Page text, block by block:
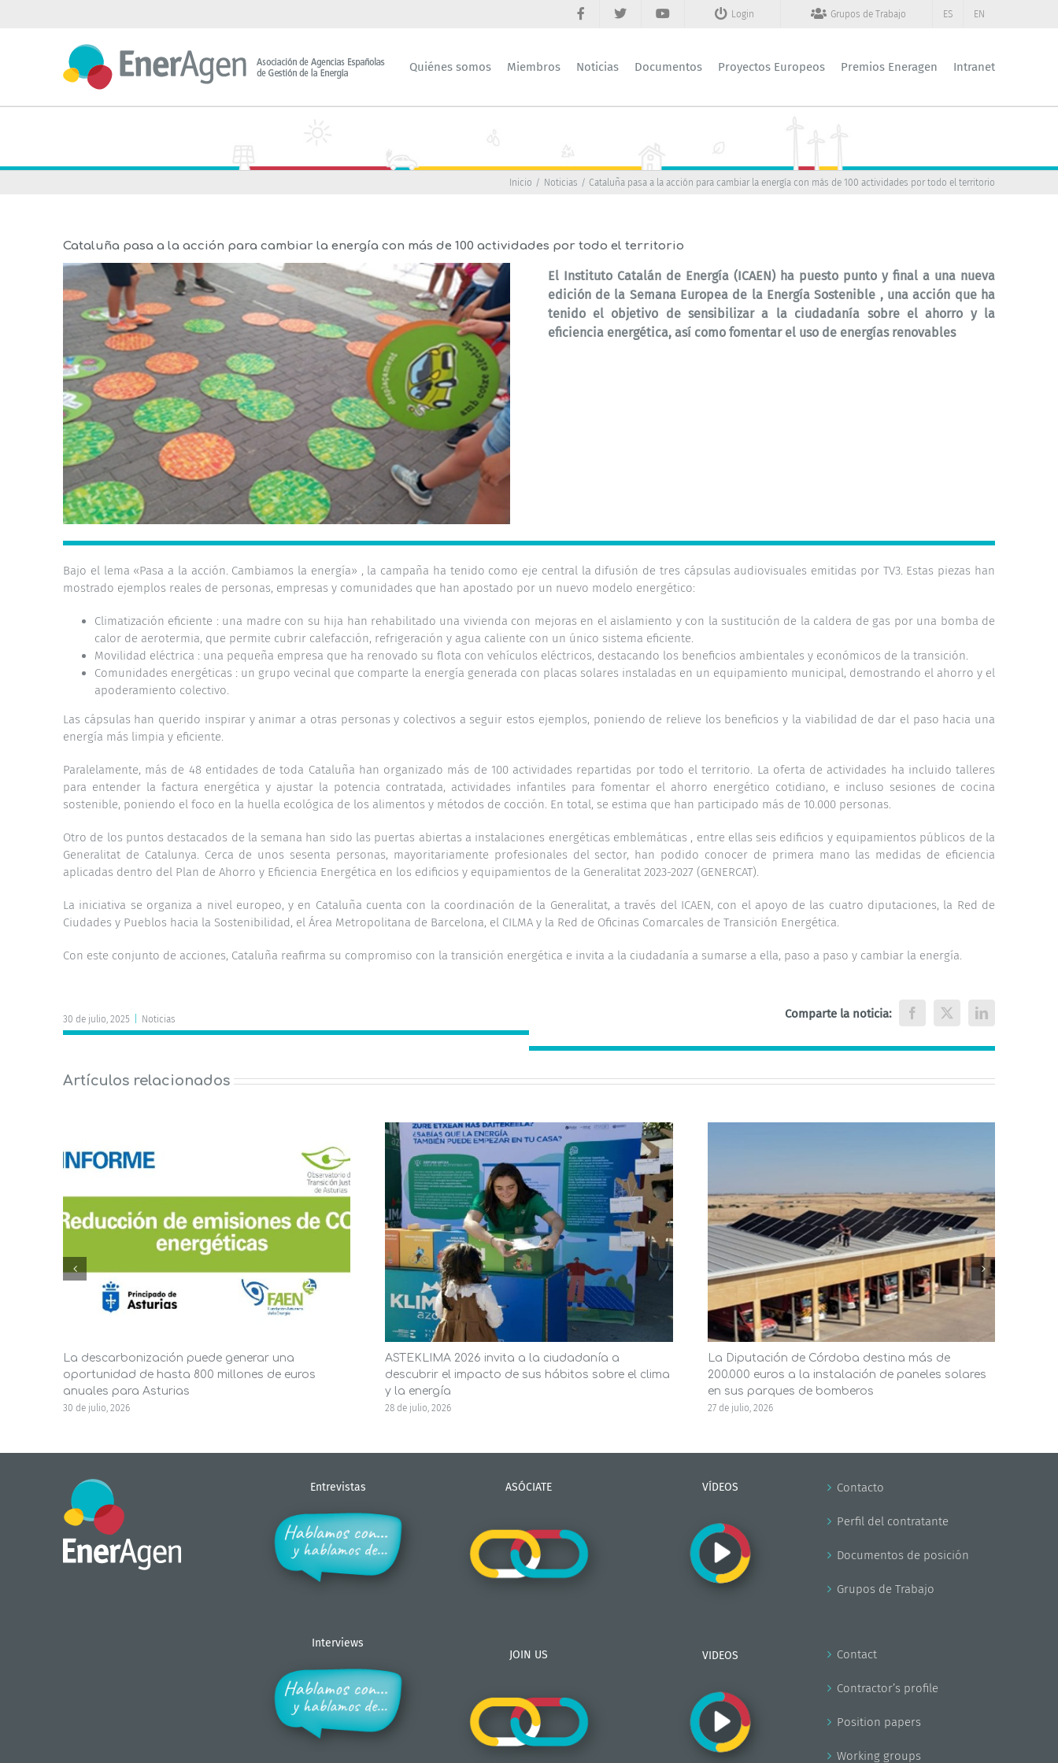
Login Grupos de Trabajo ES EN
Quiénes somos Miembros Noticias Documentos Proyectos Europeos Premios Eneragen Intranet
Inicio Noticias Cataluña pasa a la acción para cambiar la energía con más de 100 actividades por todo el territorio
Cataluña pasa a la acción para cambiar la energía con más de 100 actividades por todo el territorio
El Instituto Catalán de Energía (ICAEN) ha puesto punto y final a una nueva
edición de la Semana Europea de la Energía Sostenible , una acción que ha
tenido el objetivo de sensibilizar a la ciudadanía sobre el ahorro y la
eficiencia energética, así como fomentar el uso de energías renovables
Bajo el lema «Pasa a la acción. Cambiamos la energía» , la campaña ha tenido como eje central la difusión de tres cápsulas audiovisuales emitidas por TV3. Estas piezas han
mostrado ejemplos reales de personas, empresas y comunidades que han apostado por un nuevo modelo energético:
Climatización eficiente : una madre con su hija han rehabilitado una vivienda con mejoras en el aislamiento y con la sustitución de la caldera de gas por una bomba de
calor de aerotermia, que permite cubrir calefacción, refrigeración y agua caliente con un único sistema eficiente.
Movilidad eléctrica : una pequeña empresa que ha renovado su flota con vehículos eléctricos, destacando los beneficios ambientales y económicos de la transición.
Comunidades energéticas : un grupo vecinal que comparte la energía generada con placas solares instaladas en un equipamiento municipal, demostrando el ahorro y el
apoderamiento colectivo.
Las cápsulas han querido inspirar y animar a otras personas y colectivos a seguir estos ejemplos, poniendo de relieve los beneficios y la viabilidad de dar el paso hacia una
energía más limpia y eficiente.
Paralelamente, más de 48 entidades de toda Cataluña han organizado más de 100 actividades repartidas por todo el territorio. La oferta de actividades ha incluido talleres
para entender la factura energética y ajustar la potencia contratada, actividades infantiles para fomentar el ahorro energético cotidiano, e incluso sesiones de cocina
sostenible, poniendo el foco en la huella ecológica de los alimentos y métodos de cocción. En total, se estima que han participado más de 10.000 personas.
Otro de los puntos destacados de la semana han sido las puertas abiertas a instalaciones energéticas emblemáticas , entre ellas seis edificios y equipamientos públicos de la
Generalitat de Catalunya. Cerca de unos sesenta personas, mayoritariamente profesionales del sector, han podido conocer de primera mano las medidas de eficiencia
aplicadas dentro del Plan de Ahorro y Eficiencia Energética en los edificios y equipamientos de la Generalitat 2023-2027 (GENERCAT).
La iniciativa se organiza a nivel europeo, y en Cataluña cuenta con la coordinación de la Generalitat, a través del ICAEN, con el apoyo de las cuatro diputaciones, la Red de
Ciudades y Pueblos hacia la Sostenibilidad, el Área Metropolitana de Barcelona, el CILMA y la Red de Oficinas Comarcales de Transición Energética.
Con este conjunto de acciones, Cataluña reafirma su compromiso con la transición energética e invita a la ciudadanía a sumarse a ella, paso a paso y cambiar la energía.
30 de julio, 2025 Noticias Comparte la noticia: Facebook
X LinkedIn
Artículos relacionados
La descarbonización puede generar una
oportunidad de hasta 800 millones de euros
anuales para Asturias
30 de julio, 2026
ASTEKLIMA 2026 invita a la ciudadanía a
descubrir el impacto de sus hábitos sobre el clima
y la energía
28 de julio, 2026
La Diputación de Córdoba destina más de
200.000 euros a la instalación de paneles solares
en sus parques de bomberos
27 de julio, 2026
Entrevistas
Interviews
ASÓCIATE
JOIN US
VÍDEOS
VIDEOS
Contacto
Perfil del contratante
Documentos de posición
Grupos de Trabajo
Contact
Contractor’s profile
Position papers
Working groups